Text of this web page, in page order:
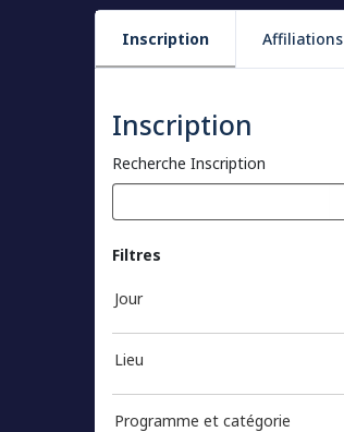
Inscription Affiliations
Inscription
Recherche Inscription
Filtres
Jour
Lieu
Programme et catégorie